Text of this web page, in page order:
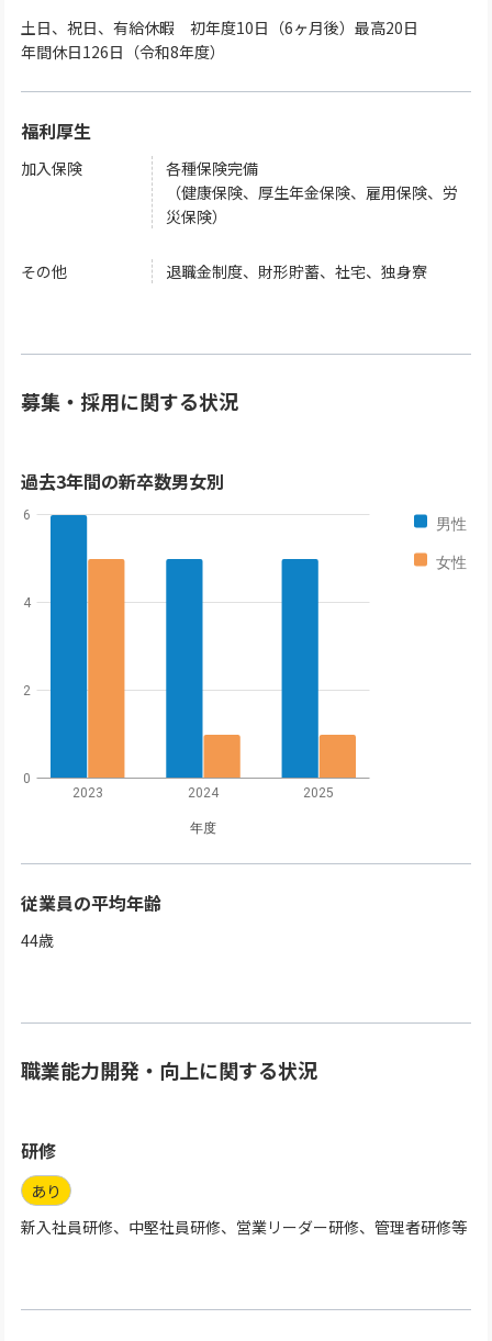
土日、祝日、有給休暇 初年度10日（6ヶ月後）最高20日
年間休日126日（令和8年度）
福利厚生
加入保険
各種保険完備
（健康保険、厚生年金保険、雇用保険、労
災保険）
その他 退職金制度、財形貯蓄、社宅、独身寮
募集・採用に関する状況
過去3年間の新卒数男女別
男性
女性
2023 2024 2025
年度
0
2
4
6
従業員の平均年齢
44歳
職業能力開発・向上に関する状況
研修
あり
新入社員研修、中堅社員研修、営業リーダー研修、管理者研修等